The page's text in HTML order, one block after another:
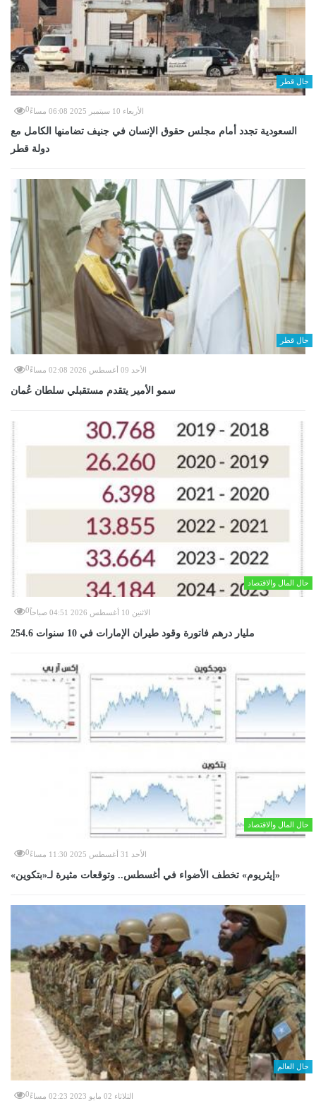
حال قطر
الأربعاء 10 سبتمبر 2025 06:08 مساءً 0
السعودية تجدد أمام مجلس حقوق الإنسان في جنيف تضامنها الكامل مع
دولة قطر
حال قطر
الأحد 09 أغسطس 2026 02:08 مساءً 0
سمو الأمير يتقدم مستقبلي سلطان عُمان
حال المال والاقتصاد
الاثنين 10 أغسطس 2026 04:51 صباحاً 0
254.6 مليار درهم فاتورة وقود طيران الإمارات في 10 سنوات
حال المال والاقتصاد
الأحد 31 أغسطس 2025 11:30 مساءً 0
«إيثريوم» تخطف الأضواء في أغسطس.. وتوقعات مثيرة لـ«بتكوين»
حال العالم
الثلاثاء 02 مايو 2023 02:23 مساءً 0